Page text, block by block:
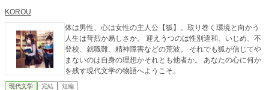
KOROU
体は男性、心は女性の主人公【狐】。取り巻く環境と向かう
人生は苛烈か易しさか。 迎えうつのは性別違和、いじめ、不
登校、就職難、精神障害などの荒波。 それでも狐が信じてや
まないのは自身の理想かそれとも他者か。 あなたの心に何か
を残す現代文学の物語へようこそ。
現代文学 完結 短編